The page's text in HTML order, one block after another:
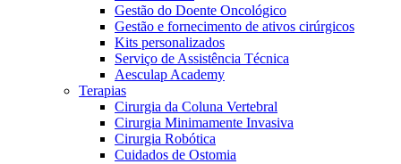
Catálogo de Produtos
Encontre o produto que procura. Visite o catálogo de produtos
da B. Braun com o nosso portfólio completo.
Centro de Inovação
Gestão do Doente Oncológico
Gestão e fornecimento de ativos cirúrgicos
Kits personalizados
Serviço de Assistência Técnica
Aesculap Academy
Terapias
Cirurgia da Coluna Vertebral
Cirurgia Minimamente Invasiva
Cirurgia Robótica
Cuidados de Ostomia